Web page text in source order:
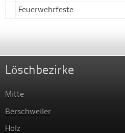
Feuerwehrfeste
Löschbezirke
Mitte
Berschweiler
Holz